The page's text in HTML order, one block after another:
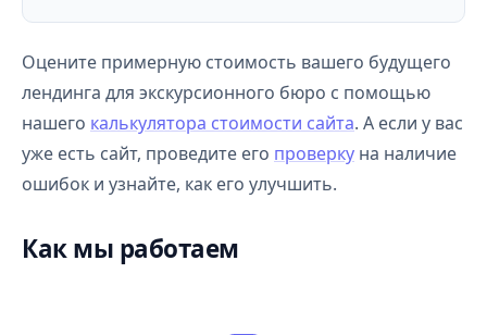
Оцените примерную стоимость вашего будущего
лендинга для экскурсионного бюро с помощью
нашего калькулятора стоимости сайта. А если у вас
уже есть сайт, проведите его проверку на наличие
ошибок и узнайте, как его улучшить.
Как мы работаем